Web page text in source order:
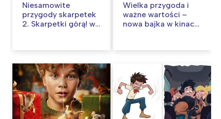
Niesamowite
przygody skarpetek
2. Skarpetki górą! w
Wielka przygoda i
ważne wartości –
nowa bajka w kinach